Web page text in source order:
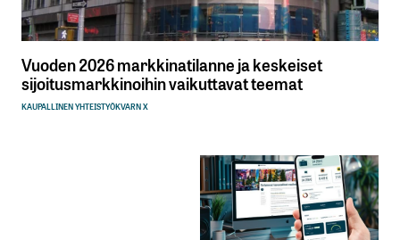
Vuoden 2026 markkinatilanne ja keskeiset
sijoitusmarkkinoihin vaikuttavat teemat
KAUPALLINEN YHTEISTYÖKVARN X